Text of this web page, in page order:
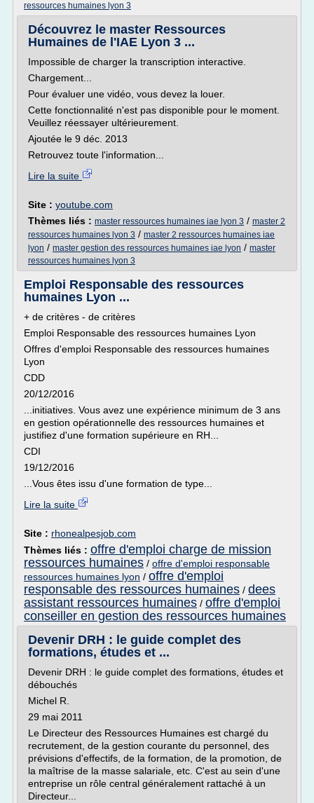
ressources humaines lyon 3
Découvrez le master Ressources
Humaines de l'IAE Lyon 3 ...
Impossible de charger la transcription interactive.
Chargement...
Pour évaluer une vidéo, vous devez la louer.
Cette fonctionnalité n'est pas disponible pour le moment.
Veuillez réessayer ultérieurement.
Ajoutée le 9 déc. 2013
Retrouvez toute l'information...
Lire la suite
Site : youtube.com
Thèmes liés : master ressources humaines iae lyon 3 / master 2
ressources humaines lyon 3 / master 2 ressources humaines iae
lyon / master gestion des ressources humaines iae lyon / master
ressources humaines lyon 3
Emploi Responsable des ressources
humaines Lyon ...
+ de critères - de critères
Emploi Responsable des ressources humaines Lyon
Offres d'emploi Responsable des ressources humaines
Lyon
CDD
20/12/2016
...initiatives. Vous avez une expérience minimum de 3 ans
en gestion opérationnelle des ressources humaines et
justifiez d'une formation supérieure en RH...
CDI
19/12/2016
...Vous êtes issu d'une formation de type...
Lire la suite
Site : rhonealpesjob.com
Thèmes liés : offre d'emploi charge de mission
ressources humaines / offre d'emploi responsable
ressources humaines lyon / offre d'emploi
responsable des ressources humaines / dees
assistant ressources humaines / offre d'emploi
conseiller en gestion des ressources humaines
Devenir DRH : le guide complet des
formations, études et ...
Devenir DRH : le guide complet des formations, études et
débouchés
Michel R.
29 mai 2011
Le Directeur des Ressources Humaines est chargé du
recrutement, de la gestion courante du personnel, des
prévisions d'effectifs, de la formation, de la promotion, de
la maîtrise de la masse salariale, etc. C'est au sein d'une
entreprise un rôle central généralement rattaché à un
Directeur...